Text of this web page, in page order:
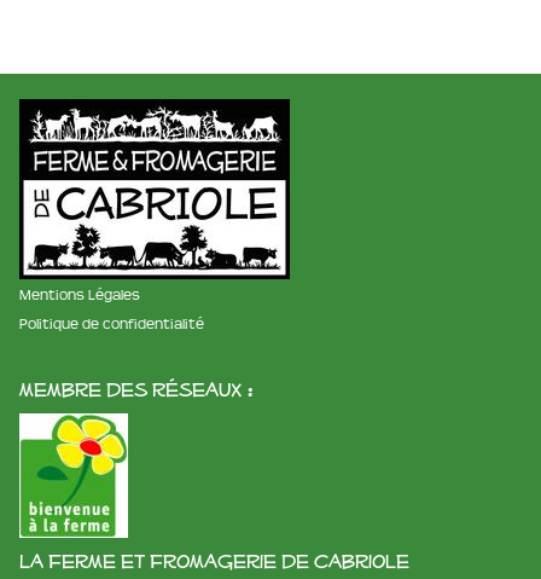
Mentions Légales
Politique de confidentialité
membre des réseaux :
La ferme et fromagerie de cabriole